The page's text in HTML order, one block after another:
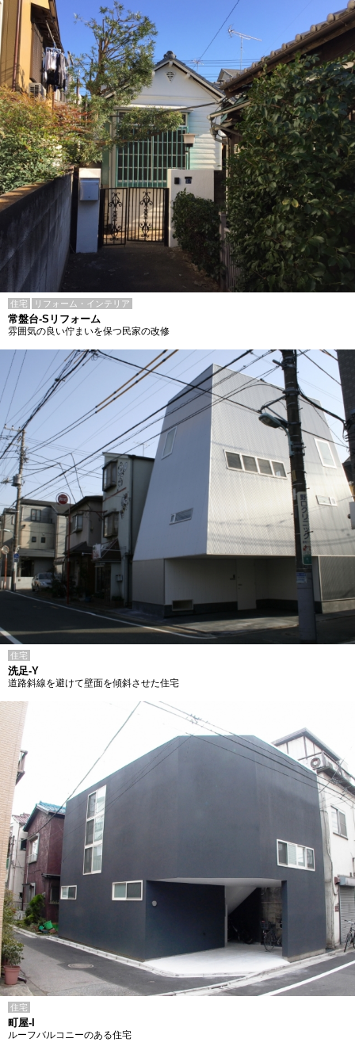
住宅 リフォーム・インテリア
常盤台-Sリフォーム
雰囲気の良い佇まいを保つ民家の改修
住宅
洗足-Y
道路斜線を避けて壁面を傾斜させた住宅
住宅
町屋-I
ルーフバルコニーのある住宅